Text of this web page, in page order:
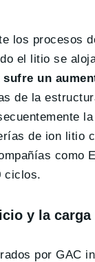
los procesos
el litio se
sufre un
de la
de ion litio
como
ciclos.
y la carga
por GAC